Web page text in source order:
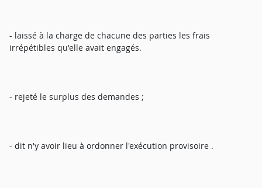
- laissé à la charge de chacune des parties les frais
irrépétibles qu'elle avait engagés.
- rejeté le surplus des demandes ;
- dit n'y avoir lieu à ordonner l'exécution provisoire .